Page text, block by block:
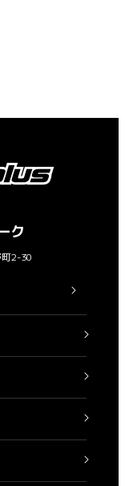
ク
2-30